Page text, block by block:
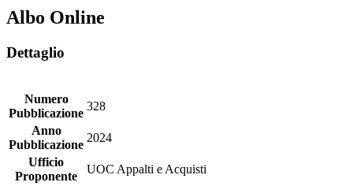
Albo Online
Dettaglio
Numero
Pubblicazione
328
Anno
Pubblicazione
2024
Ufficio
Proponente
UOC Appalti e Acquisti